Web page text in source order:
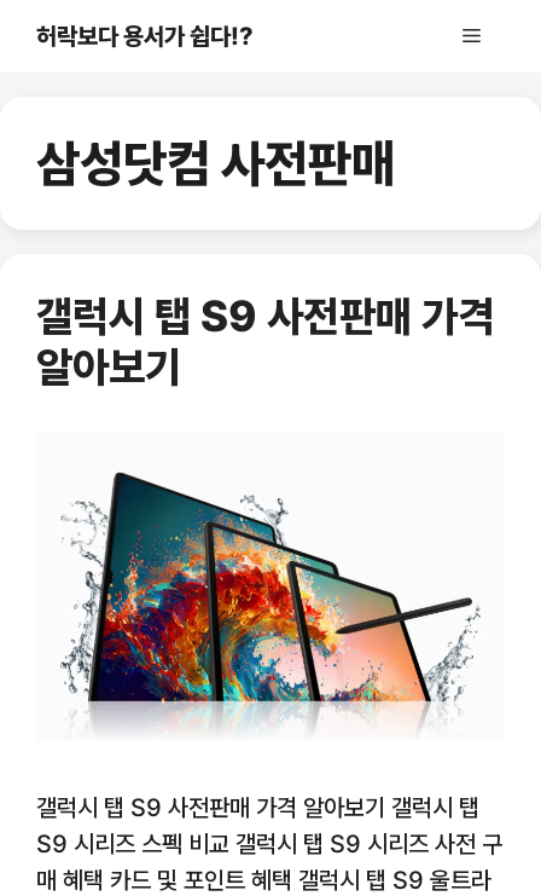
허락보다 용서가 쉽다!? 메
삼성닷컴 사전판매
갤럭시 탭 S9 사전판매 가격
알아보기
갤럭시 탭 S9 사전판매 가격 알아보기 갤럭시 탭
S9 시리즈 스펙 비교 갤럭시 탭 S9 시리즈 사전 구
매 혜택 카드 및 포인트 혜택 갤럭시 탭 S9 울트라